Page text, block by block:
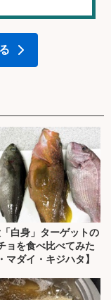
白身」ターゲットの
ョを食べ比べてみた
マダイ・キジハタ】